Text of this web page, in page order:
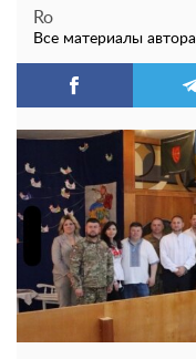
Ro
Все материалы автора